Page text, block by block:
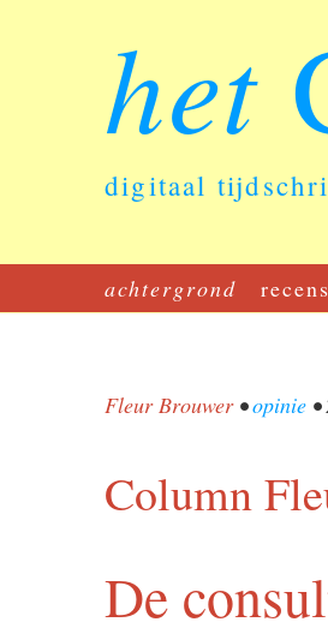
het
digitaal
achtergrond
Fleur Brouwer•opinie •
Column
De